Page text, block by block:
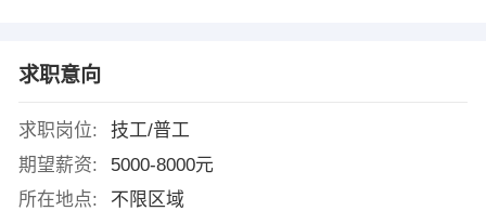
求职意向
求职岗位:
技工/普工
期望薪资:
5000-8000元
所在地点:
不限区域